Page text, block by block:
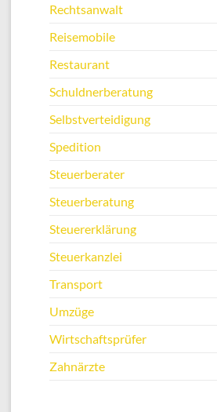
Rechtsanwalt
Reisemobile
Restaurant
Schuldnerberatung
Selbstverteidigung
Spedition
Steuerberater
Steuerberatung
Steuererklärung
Steuerkanzlei
Transport
Umzüge
Wirtschaftsprüfer
Zahnärzte